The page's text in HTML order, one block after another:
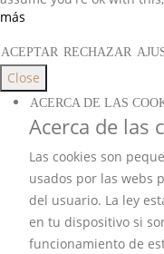
más
ACEPTAR RECHAZAR
Close
ACERCA DE LAS
Acerca de las
Las cookies son
usados por las webs
del usuario. La ley
en tu dispositivo si
funcionamiento de